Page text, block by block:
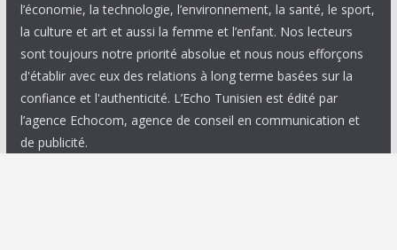
l’économie, la technologie, l’environnement, la santé, le sport,
la culture et art et aussi la femme et l’enfant. Nos lecteurs
sont toujours notre priorité absolue et nous nous efforçons
d'établir avec eux des relations à long terme basées sur la
confiance et l'authenticité. L’Echo Tunisien est édité par
l’agence Echocom, agence de conseil en communication et
de publicité.